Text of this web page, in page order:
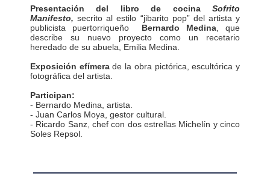
Presentación del libro de cocina Sofrito
Manifesto,secrito al estilo “jibarito pop” del artista y
publicista puertorriqueño Bernardo Medina , que
describe su nuevo proyecto como un recetario
heredado de su abuela, Emilia Medina.
Exposición efímerade la obra pictórica, escultórica y
fotográfica del artista.
Participan:
- Bernardo Medina, artista.
- Juan Carlos Moya, gestor cultural.
- Ricardo Sanz, chef con dos estrellas Michelín y cinco
Soles Repsol.